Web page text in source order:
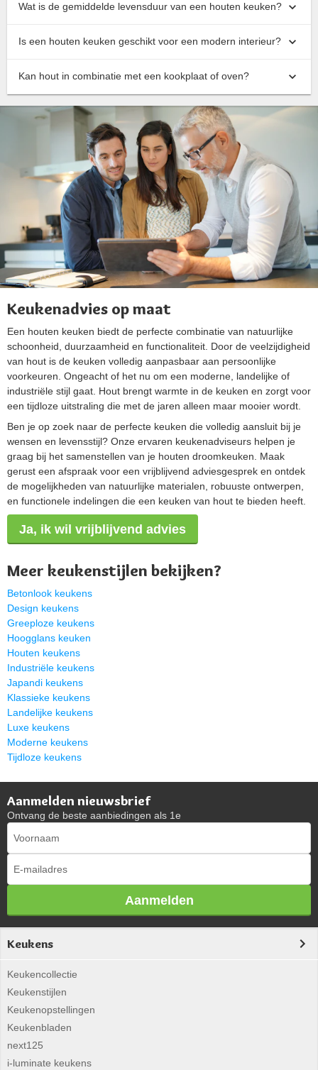
Wat is de gemiddelde levensduur van een houten keuken?
Is een houten keuken geschikt voor een modern interieur?
Kan hout in combinatie met een kookplaat of oven?
Keukenadvies op maat
Een houten keuken biedt de perfecte combinatie van natuurlijke
schoonheid, duurzaamheid en functionaliteit. Door de veelzijdigheid
van hout is de keuken volledig aanpasbaar aan persoonlijke
voorkeuren. Ongeacht of het nu om een moderne, landelijke of
industriële stijl gaat. Hout brengt warmte in de keuken en zorgt voor
een tijdloze uitstraling die met de jaren alleen maar mooier wordt.
Ben je op zoek naar de perfecte keuken die volledig aansluit bij je
wensen en levensstijl? Onze ervaren keukenadviseurs helpen je
graag bij het samenstellen van je houten droomkeuken. Maak
gerust een afspraak voor een vrijblijvend adviesgesprek en ontdek
de mogelijkheden van natuurlijke materialen, robuuste ontwerpen,
en functionele indelingen die een keuken van hout te bieden heeft.
Ja, ik wil vrijblijvend advies
Meer keukenstijlen bekijken?
Betonlook keukens
Design keukens
Greeploze keukens
Hoogglans keuken
Houten keukens
Industriële keukens
Japandi keukens
Klassieke keukens
Landelijke keukens
Luxe keukens
Moderne keukens
Tijdloze keukens
Aanmelden nieuwsbrief
Ontvang de beste aanbiedingen als 1e
Aanmelden
Keukens
Keukencollectie
Keukenstijlen
Keukenopstellingen
Keukenbladen
next125
i-luminate keukens